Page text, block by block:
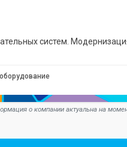
систем.
о компании актуальна на